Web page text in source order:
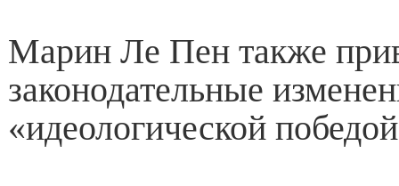
Марин Ле Пен также
законодательные
«идеологической